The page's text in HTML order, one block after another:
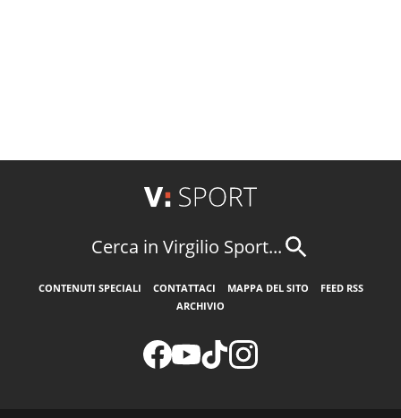
Cerca in Virgilio Sport...
CONTENUTI SPECIALI CONTATTACI MAPPA DEL SITO
FEED RSS
ARCHIVIO